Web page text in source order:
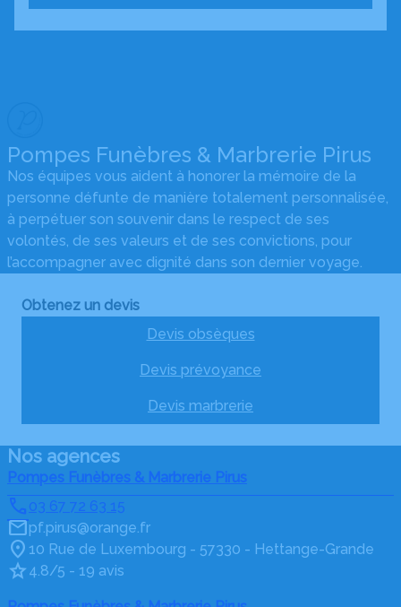
Pompes Funèbres & Marbrerie Pirus
Nos équipes vous aident à honorer la mémoire de la
personne défunte de manière totalement personnalisée,
à perpétuer son souvenir dans le respect de ses
volontés, de ses valeurs et de ses convictions, pour
l’accompagner avec dignité dans son dernier voyage.
Obtenez un devis
Devis obsèques
Devis prévoyance
Devis marbrerie
Nos agences
Pompes Funèbres & Marbrerie Pirus
03 67 72 63 15
pf.pirus@orange.fr
10 Rue de Luxembourg - 57330 - Hettange-Grande
4.8/5 - 19 avis